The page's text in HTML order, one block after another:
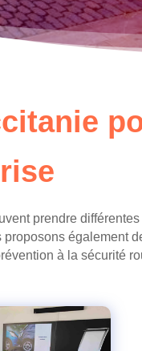
prendre différentes
également
à la sécurité